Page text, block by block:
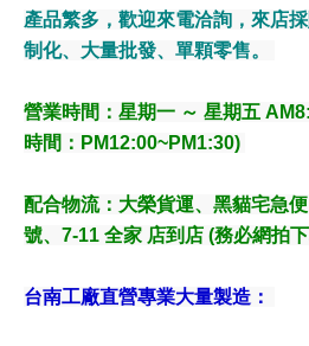
產品繁多，歡迎來電洽詢，來店
制化、大量批發、單顆零售。
營業時間：星期一 ～ 星期五
時間：PM12:00~PM1:30)
配合物流：大榮貨運、黑貓宅急
號、7-11 全家 店到店 (務必網拍
台南工廠直營專業大量製造：